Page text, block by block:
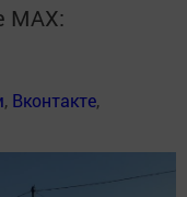
MАХ:
, Вконтакте,